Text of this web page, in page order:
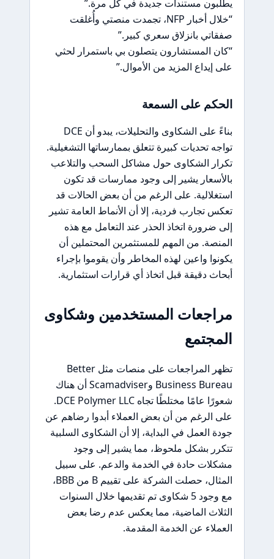
يطلبون مستندات جديدة في كل مرة.”
“خلال أخبار NFP، تجمدت منصتي وأُغلقت
صفقاتي بانزلاق سعري كبير.”
“كان المستشارون يتصلون بي باستمرار لحثي
على إيداع المزيد من الأموال.”
الحكم على السمعة
بناءً على الشكاوى والتحليلات، يبدو أن DCE
تواجه تحديات كبيرة تتعلق بممارساتها التشغيلية.
تكرار الشكاوى حول مشاكل السحب والتلاعب
بالأسعار يشير إلى وجود ممارسات قد تكون
استغلالية. على الرغم من أن بعض الحالات قد
تعكس تجارب فردية، إلا أن الأنماط العامة تشير
إلى ضرورة اتخاذ الحذر عند التعامل مع هذه
المنصة. من المهم للمستثمرين المحتملين أن
يكونوا واعين لهذه المخاطر وأن يقوموا بإجراء
أبحاث دقيقة قبل اتخاذ أي قرارات استثمارية.
مراجعات المستخدمين وشكاوى
المجتمع
تظهر المراجعات على منصات مثل Better
Business Bureau وScamadviser أن هناك
شعورًا عامًا مختلطًا تجاه DCE Polymer LLC.
على الرغم من أن بعض العملاء أبدوا رضاهم عن
جودة العمل في البداية، إلا أن الشكاوى السلبية
تتكرر بشكل ملحوظ، مما يشير إلى وجود
مشكلات حادة في الخدمة والدعم. على سبيل
المثال، حصلت الشركة على تقييم B من BBB،
مع وجود 5 شكاوى تم تقديمها خلال السنوات
الثلاث الماضية، مما يعكس عدم رضا بعض
العملاء عن الخدمة المقدمة.